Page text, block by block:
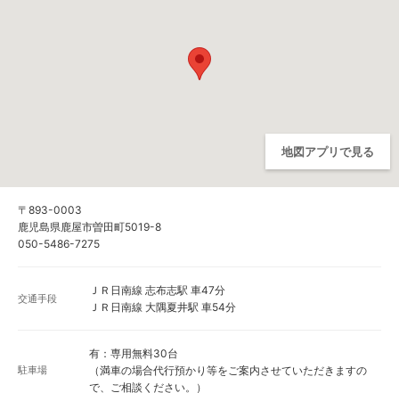
地図アプリで見る
〒893-0003
鹿児島県鹿屋市曽田町5019-8
050-5486-7275
交通手段
ＪＲ日南線 志布志駅 車47分
ＪＲ日南線 大隅夏井駅 車54分
駐車場
有：専用無料30台
（満車の場合代行預かり等をご案内させていただきますの
で、ご相談ください。）